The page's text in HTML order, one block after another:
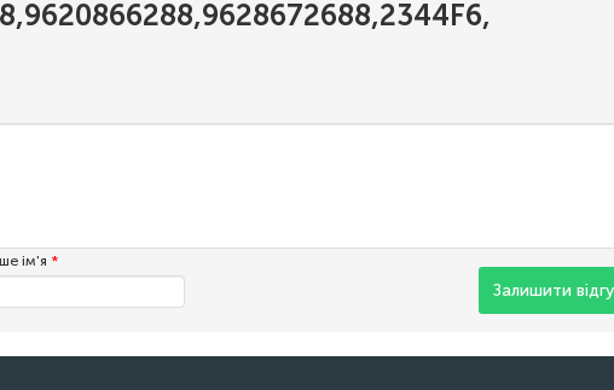
ім'я *
Залишити